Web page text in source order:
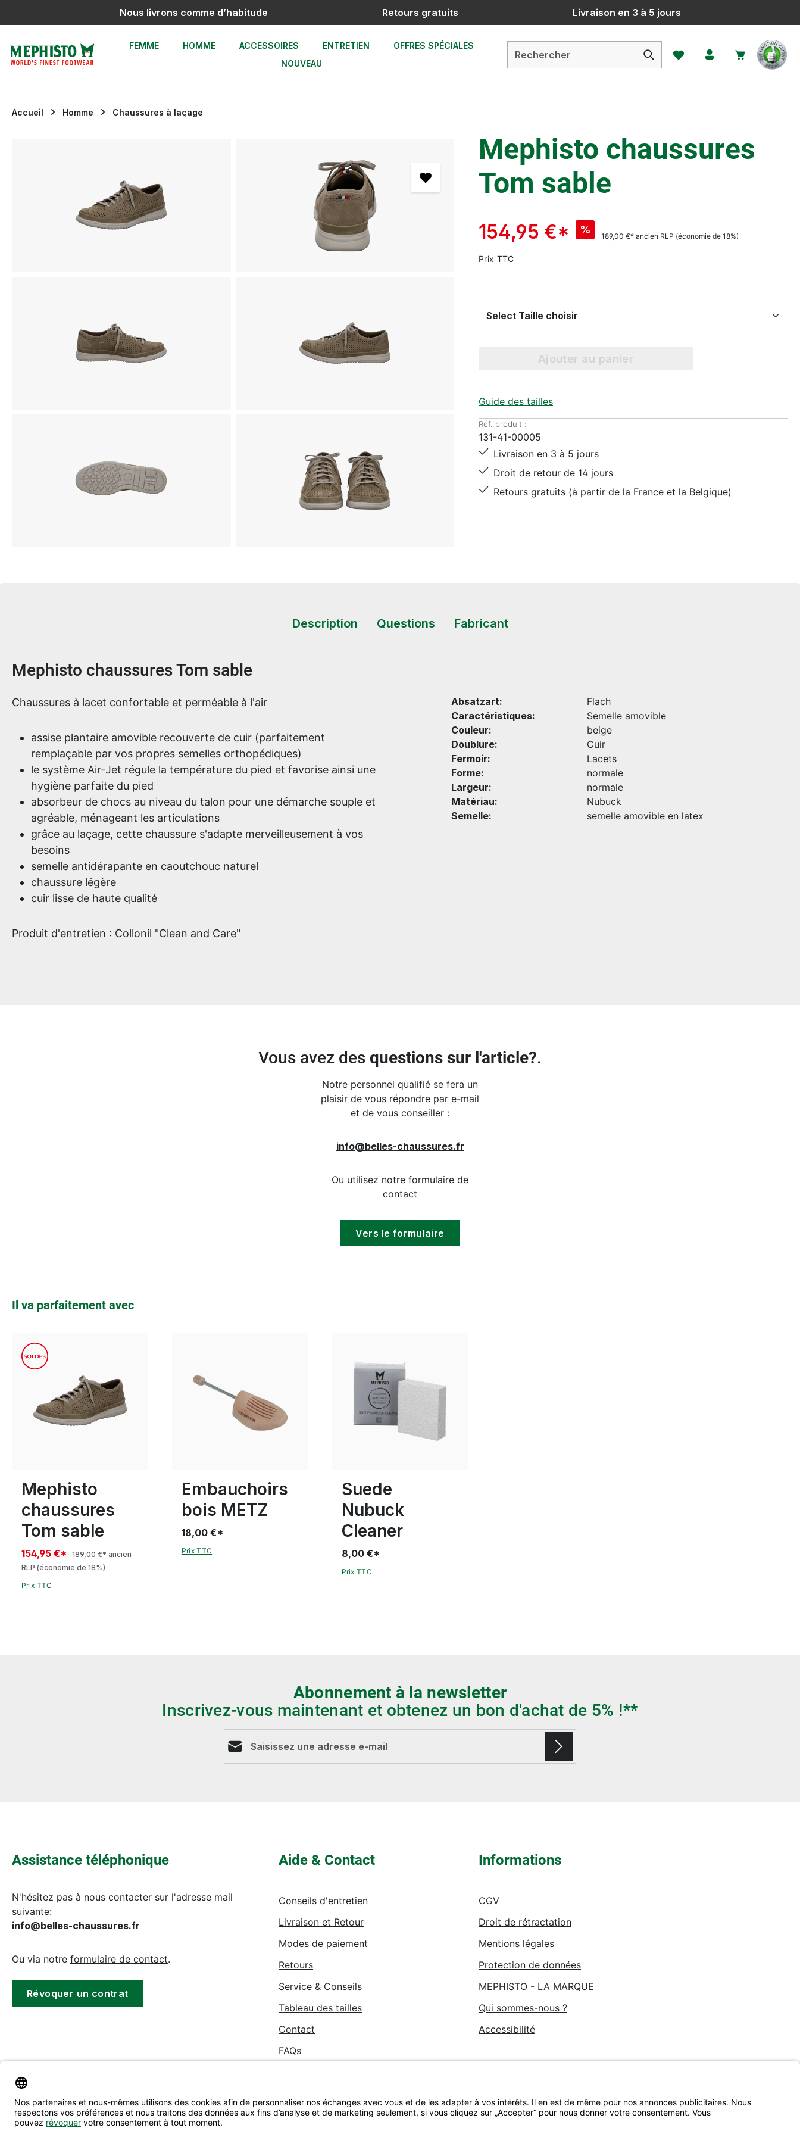
Passer à la navigation principaleNous livrons comme d’habitude Retours gratuits Livraison en 3 à 5 jours
FEMME HOMME ACCESSOIRES ENTRETIEN
OFFRES SPÉCIALES
NOUVEAU
Vous avez 0 articles dans
Accueil Homme Chaussures à laçage
Mephisto chaussures
Tom sable
154,95 €* %
189,00 €* ancien RLP (économie de 18%)
Prix TTC
Select Taille choisir
Ajouter au panier
Guide des tailles
Réf. produit :
131-41-00005
Livraison en 3 à 5 jours
Droit de retour de 14 jours
Retours gratuits (à partir de la France et la Belgique)
Description Questions Fabricant
Informations sur le produit
Mephisto chaussures Tom sable
Chaussures à lacet confortable et perméable à l'air
assise plantaire amovible recouverte de cuir (parfaitement
remplaçable par vos propres semelles orthopédiques)
le système Air-Jet régule la température du pied et favorise ainsi une
hygiène parfaite du pied
absorbeur de chocs au niveau du talon pour une démarche souple et
agréable, ménageant les articulations
grâce au laçage, cette chaussure s'adapte merveilleusement à vos
besoins
semelle antidérapante en caoutchouc naturel
chaussure légère
cuir lisse de haute qualité
Produit d'entretien : Collonil "Clean and Care"
Absatzart:
Flach
Caractéristiques:
Semelle amovible
Couleur:
beige
Doublure:
Cuir
Fermoir:
Lacets
Forme:
normale
Largeur:
normale
Matériau:
Nubuck
Semelle:
semelle amovible en latex
Vous avez des questions sur l'article?.
Notre personnel qualifié se fera un
plaisir de vous répondre par e-mail
et de vous conseiller :
info@belles-chaussures.fr
Ou utilisez notre formulaire de
contact
Vers le formulaire
Ignorer la galerie de produits
Il va parfaitement avec
Mephisto
chaussures
Tom sable
154,95 €* 189,00 €* ancien
RLP (économie de 18%)
Prix TTC
Embauchoirs
bois METZ
18,00 €*
Prix TTC
Suede
Nubuck
Cleaner
8,00 €*
Prix TTC
Abonnement à la newsletter
Inscrivez-vous maintenant et obtenez un bon d'achat de 5% !**
Assistance téléphonique
N'hésitez pas à nous contacter sur l'adresse mail
suivante:
info@belles-chaussures.fr
Ou via notre formulaire de contact.
Révoquer un contrat
Aide & Contact
Conseils d'entretien
Livraison et Retour
Modes de paiement
Retours
Service & Conseils
Tableau des tailles
Contact
FAQs
Informations
CGV
Droit de rétractation
Mentions légales
Protection de données
MEPHISTO - LA MARQUE
Qui sommes-nous ?
Accessibilité